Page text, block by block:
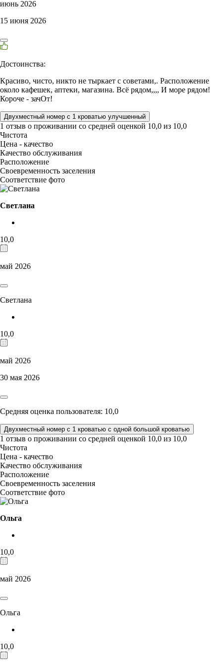
июнь 2026
15 июня 2026
Достоинства:
Красиво, чисто, никто не тыркает с советами,. Расположение
около кафешек, аптеки, магазина. Всё рядом,,,, И море рядом!
Короче - зачОт!
Двухместный номер с 1 кроватью улучшенный
1 отзыв о проживании со средней оценкой 10,0 из 10,0
Чистота
Цена - качество
Качество обслуживания
Расположение
Своевременность заселения
Соответствие фото
Светлана
10,0
май 2026
Светлана
10,0
май 2026
30 мая 2026
Средняя оценка пользователя: 10,0
Двухместный номер с 1 кроватью с одной большой кроватью
1 отзыв о проживании со средней оценкой 10,0 из 10,0
Чистота
Цена - качество
Качество обслуживания
Расположение
Своевременность заселения
Соответствие фото
Ольга
10,0
май 2026
Ольга
10,0